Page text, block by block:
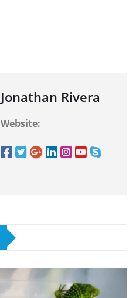
Jonathan Rivera
Website: